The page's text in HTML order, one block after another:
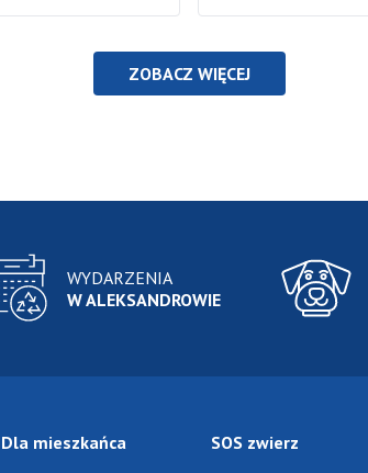
ZOBACZ WIĘCEJ
WYDARZENIA
W ALEKSANDROWIE
Dla mieszkańca SOS zwierz